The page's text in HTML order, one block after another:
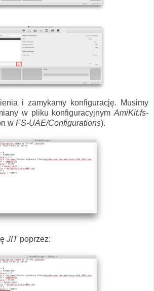
i zamykamy konfigurację. Musimy
w pliku konfiguracyjnym AmiKit.fs-
w FS-UAE/Configurations).
JITpoprzez: